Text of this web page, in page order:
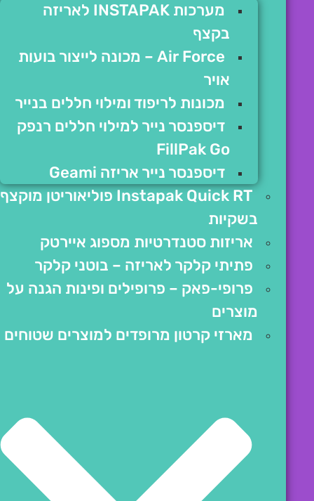
מערכות INSTAPAK לאריזה
בקצף
Air Force – מכונה לייצור בועות
אויר
מכונות לריפוד ומילוי חללים בנייר
דיספנסר נייר למילוי חללים רנפק
FillPak Go
דיספנסר נייר אריזה Geami
Instapak Quick RT פוליאוריטן מוקצף
בשקיות
אריזות סטנדרטיות מספוג איירטק
פתיתי קלקר לאריזה – בוטני קלקר
פרופי-פאק – פרופילים ופינות הגנה על
מוצרים
מארזי קרטון מרופדים למוצרים שטוחים